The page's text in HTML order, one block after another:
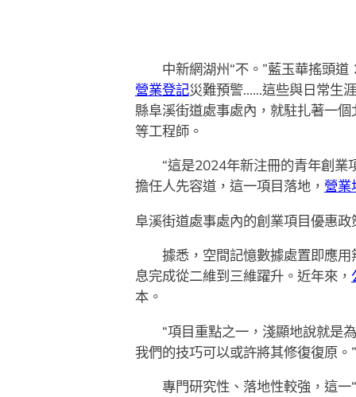
中新網湖州“不。”藍玉華搖頭道
營業登記災難預警……這些與日常生
縣阜溪街道處事處內，就駐扎著一
等工程師。
“這是2024年新注冊的青年創業項
擔任人先容道，這一項目落地， 營業
阜溪街道處事處內的創業項目優惠
據悉，空間記憶數據處置即應用
息完成從二維到三維躍升。近年來，
本。
“項目重點之一，淺顯地說就是為
我們的技巧可以或許將其修復復原。
專門研究性、落地性較強，這一“